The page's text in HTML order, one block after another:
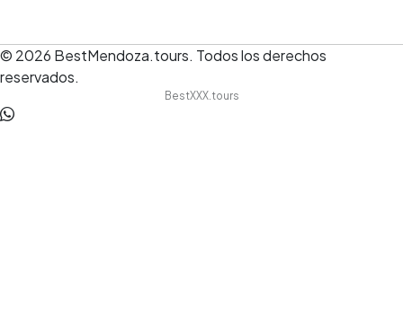
© 2026 BestMendoza.tours. Todos los derechos
reservados.
BestXXX.tours